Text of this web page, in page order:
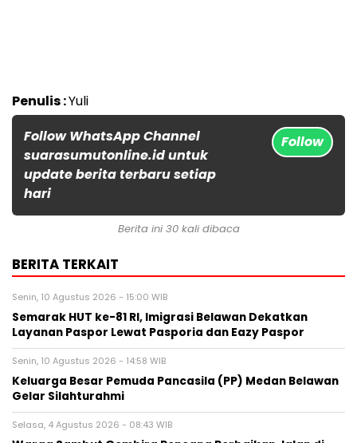
Penulis :Yuli
Follow WhatsApp Channel
suarasumutonline.id untuk
update berita terbaru setiap
hari
Follow
Berita ini 30 kali dibaca
BERITA TERKAIT
Senin, 10 Agustus 2026 - 15:00 WIB
Semarak HUT ke-81 RI, Imigrasi Belawan Dekatkan
Layanan Paspor Lewat Pasporia dan Eazy Paspor
Senin, 10 Agustus 2026 - 14:58 WIB
Keluarga Besar Pemuda Pancasila (PP) Medan Belawan
Gelar Silahturahmi
Selasa, 4 Agustus 2026 - 08:43 WIB